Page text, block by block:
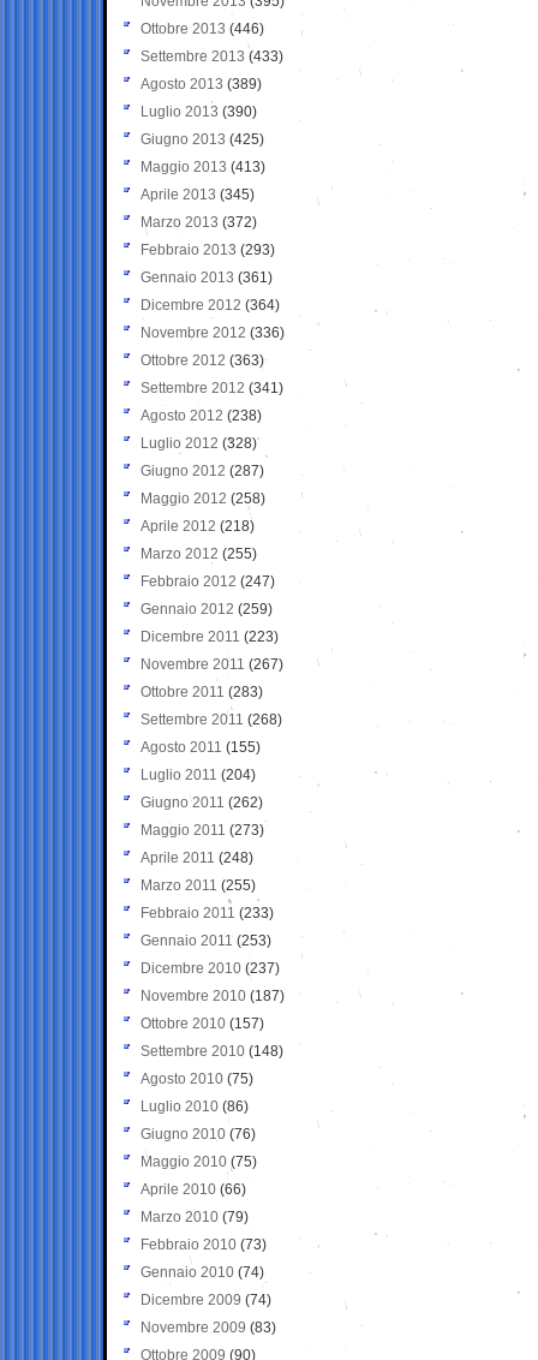
Ottobre 2013 (446)
Settembre 2013 (433)
Agosto 2013 (389)
Luglio 2013 (390)
Giugno 2013 (425)
Maggio 2013 (413)
Aprile 2013 (345)
Marzo 2013 (372)
Febbraio 2013 (293)
Gennaio 2013 (361)
Dicembre 2012 (364)
Novembre 2012 (336)
Ottobre 2012 (363)
Settembre 2012 (341)
Agosto 2012 (238)
Luglio 2012 (328)
Giugno 2012 (287)
Maggio 2012 (258)
Aprile 2012 (218)
Marzo 2012 (255)
Febbraio 2012 (247)
Gennaio 2012 (259)
Dicembre 2011 (223)
Novembre 2011 (267)
Ottobre 2011 (283)
Settembre 2011 (268)
Agosto 2011 (155)
Luglio 2011 (204)
Giugno 2011 (262)
Maggio 2011 (273)
Aprile 2011 (248)
Marzo 2011 (255)
Febbraio 2011 (233)
Gennaio 2011 (253)
Dicembre 2010 (237)
Novembre 2010 (187)
Ottobre 2010 (157)
Settembre 2010 (148)
Agosto 2010 (75)
Luglio 2010 (86)
Giugno 2010 (76)
Maggio 2010 (75)
Aprile 2010 (66)
Marzo 2010 (79)
Febbraio 2010 (73)
Gennaio 2010 (74)
Dicembre 2009 (74)
Novembre 2009 (83)
Ottobre 2009 (90)